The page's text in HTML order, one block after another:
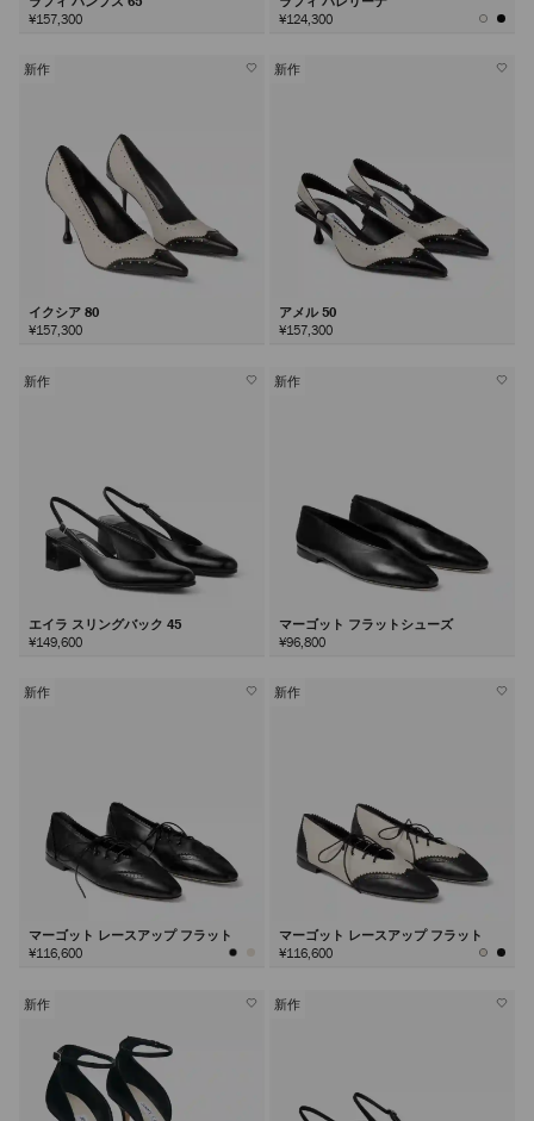
¥157,300
¥124,300
新作
イクシア 80
¥157,300
新作
アメル 50
¥157,300
新作
エイラ スリングバック 45
¥149,600
新作
マーゴット フラットシューズ
¥96,800
新作
マーゴット レースアップ フラット
¥116,600
新作
マーゴット レースアップ フラット
¥116,600
新作 新作